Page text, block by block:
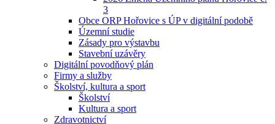
3
Obce ORP Hořovice s ÚP v digitální podobě
Územní studie
Zásady pro výstavbu
Stavební uzávěry
Digitální povodňový plán
Firmy a služby
Školství, kultura a sport
Školství
Kultura a sport
Zdravotnictví